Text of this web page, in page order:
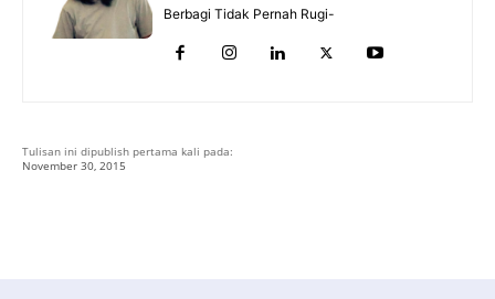
Berbagi Tidak Pernah Rugi-
Tulisan ini dipublish pertama kali pada:
November 30, 2015